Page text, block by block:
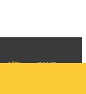
©2025